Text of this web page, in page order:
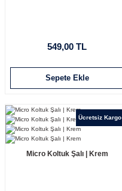
549,00 TL
Sepete Ekle
Ücretsiz Kargo
Micro Koltuk Şalı | Krem